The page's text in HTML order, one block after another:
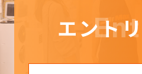
エント